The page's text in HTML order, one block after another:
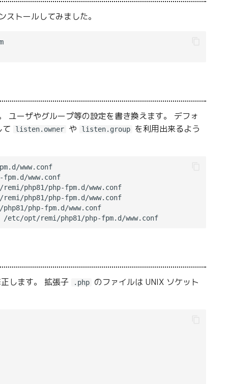
トールしてみました。
ユーザやグループ等の設定を書き換えます。 デフォ
て
listen.owner や listen.group を利用出来るよう
www.conf
www.conf
php81/php-fpm.d/www.conf
php81/php-fpm.d/www.conf
php-fpm.d/www.conf
/etc/opt/remi/php81/php-fpm.d/www.conf
します。 拡張子 .php のファイルは UNIX ソケット